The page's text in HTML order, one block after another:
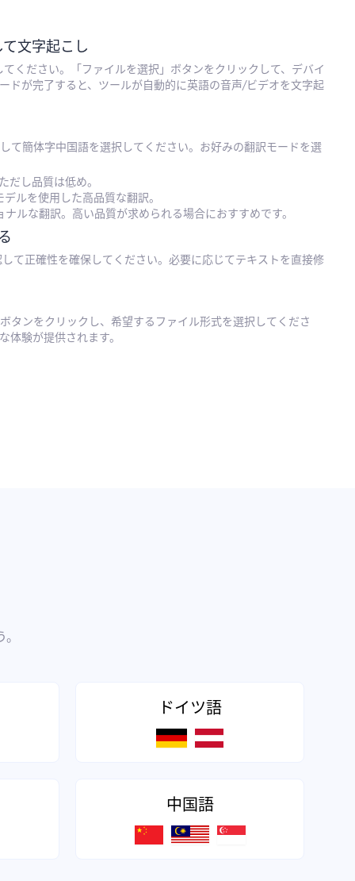
文字起こし
ください。「ファイルを選択」ボタンをクリックして、デバイ
ドが完了すると、ツールが自動的に英語の音声/ビデオを文字起
て簡体字中国語を選択してください。お好みの翻訳モードを選
し品質は低め。
ルを使用した高品質な翻訳。
ルな翻訳。高い品質が求められる場合におすすめです。
て正確性を確保してください。必要に応じてテキストを直接修
タンをクリックし、希望するファイル形式を選択してくださ
体験が提供されます。
ドイツ語
中国語